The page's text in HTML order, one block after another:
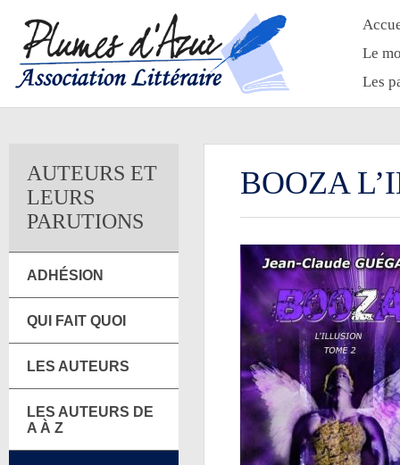
Le
Les
AUTEURS ET
LEURS
PARUTIONS
ADHÉSION
QUI FAIT QUOI
LES AUTEURS
LES AUTEURS DE
A À Z
BOOZA